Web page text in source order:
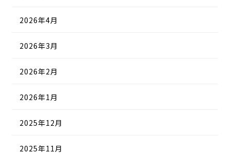
2026年4月
2026年3月
2026年2月
2026年1月
2025年12月
2025年11月